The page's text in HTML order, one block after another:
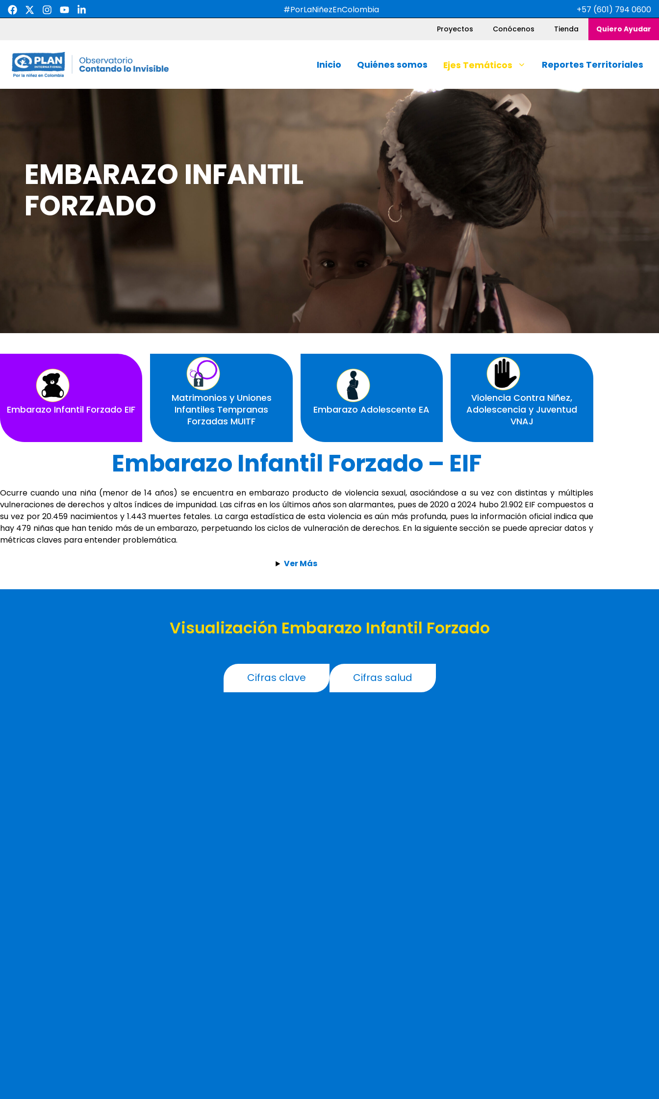
#PorLaNiñezEnColombia
+57 (601) 794 0600
Proyectos Conócenos Tienda Quiero Ayudar
Inicio Quiénes somos Ejes Temáticos Reportes Territoriales
EMBARAZO INFANTIL
FORZADO
Embarazo Infantil Forzado EIF
Matrimonios y Uniones
Infantiles Tempranas
Forzadas MUITF
Embarazo Adolescente EA
Violencia Contra Niñez,
Adolescencia y Juventud
VNAJ
Embarazo Infantil Forzado – EIF
Ocurre cuando una niña (menor de 14 años) se encuentra en embarazo producto de violencia sexual, asociándose a su vez con distintas y múltiples
vulneraciones de derechos y altos índices de impunidad. Las cifras en los últimos años son alarmantes, pues de 2020 a 2024 hubo 21.902 EIF compuestos a
su vez por 20.459 nacimientos y 1.443 muertes fetales. La carga estadística de esta violencia es aún más profunda, pues la información oficial indica que
hay 479 niñas que han tenido más de un embarazo, perpetuando los ciclos de vulneración de derechos. En la siguiente sección se puede apreciar datos y
métricas claves para entender problemática.
Ver Más
Visualización Embarazo Infantil Forzado
Cifras clave Cifras salud